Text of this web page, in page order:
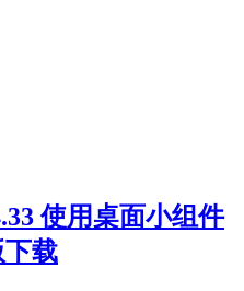
使用桌面小组件
载